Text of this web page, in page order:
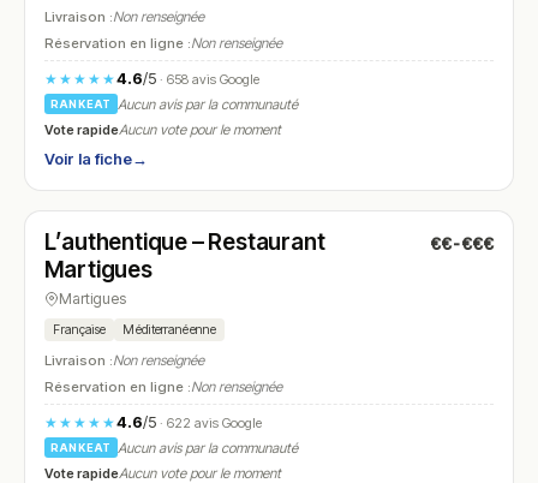
Livraison :Non renseignée
Réservation en ligne :Non renseignée
★★★★★4.6/5· 658 avis Google
RANKEAT
Aucun avis par la communauté
Vote rapideAucun vote pour le moment
Voir la fiche→
N° 24
L’authentique – Restaurant
Martigues
€€-€€€
Martigues
Française Méditerranéenne
Livraison :Non renseignée
Réservation en ligne :Non renseignée
★★★★★4.6/5· 622 avis Google
RANKEAT
Aucun avis par la communauté
Vote rapideAucun vote pour le moment